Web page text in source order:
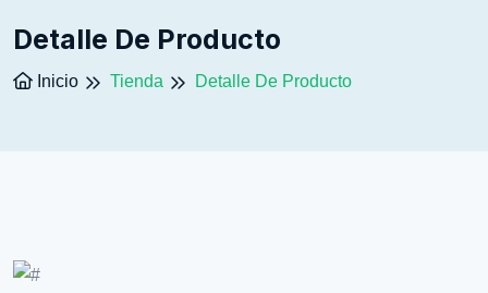
Detalle De Producto
Inicio Tienda Detalle De Producto